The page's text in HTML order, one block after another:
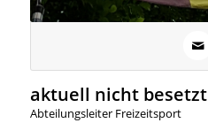
aktuell nicht besetzt
Abteilungsleiter Freizeitsport